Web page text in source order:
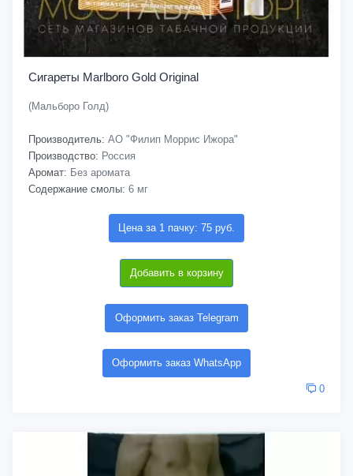
Сигареты Marlboro Gold Original
(Мальборо Голд)
Производитель: АО "Филип Моррис Ижора"
Производство: Россия
Аромат: Без аромата
Содержание смолы: 6 мг
Цена за 1 пачку: 75 руб.
Добавить в корзину
Оформить заказ Telegram
Оформить заказ WhatsApp
0